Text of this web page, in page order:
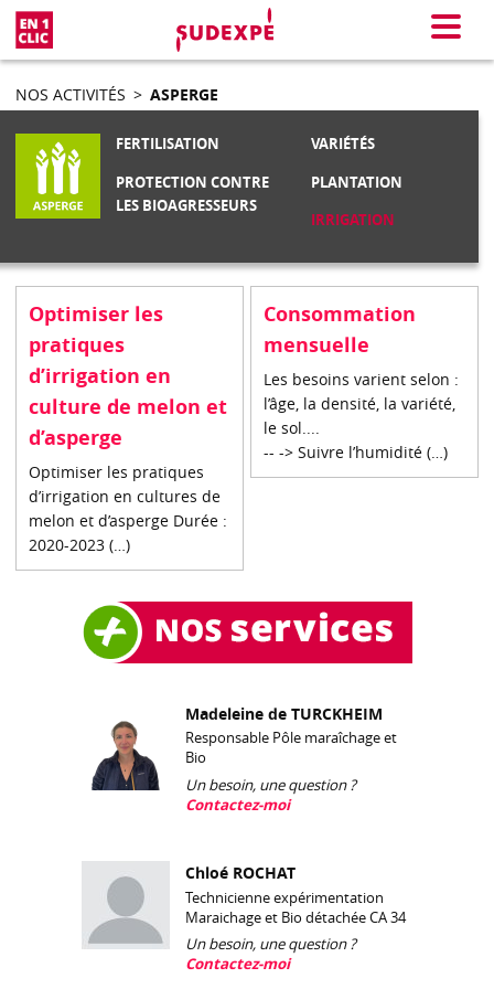
Menu
NOS ACTIVITÉS > ASPERGE
FERTILISATION
PROTECTION CONTRE
LES BIOAGRESSEURS
VARIÉTÉS
PLANTATION
IRRIGATION
Optimiser les
pratiques
d’irrigation en
culture de melon et
d’asperge
Optimiser les pratiques
d’irrigation en cultures de
melon et d’asperge Durée :
2020-2023 (…)
Consommation
mensuelle
Les besoins varient selon :
l’âge, la densité, la variété,
le sol....
-- -> Suivre l’humidité (…)
Madeleine de TURCKHEIM
Responsable Pôle maraîchage et
Bio
Un besoin, une question ?
Contactez-moi
Chloé ROCHAT
Technicienne expérimentation
Maraichage et Bio détachée CA 34
Un besoin, une question ?
Contactez-moi